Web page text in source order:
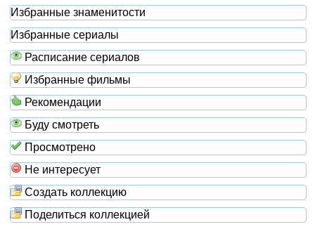
Избранные знаменитости
Избранные сериалы
Расписание сериалов
Избранные фильмы
Рекомендации
Буду смотреть
Просмотрено
Не интересует
Создать коллекцию
Поделиться коллекцией